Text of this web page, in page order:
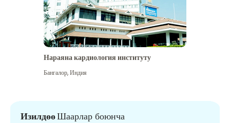
Нараяна кардиология институту
Бангалор,Индия
ИзилдөөШаарлар боюнча